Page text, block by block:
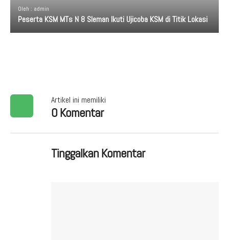
Oleh : admin
Peserta KSM MTs N 8 Sleman Ikuti Ujicoba KSM di Titik Lokasi
Artikel ini memiliki
0 Komentar
Tinggalkan Komentar